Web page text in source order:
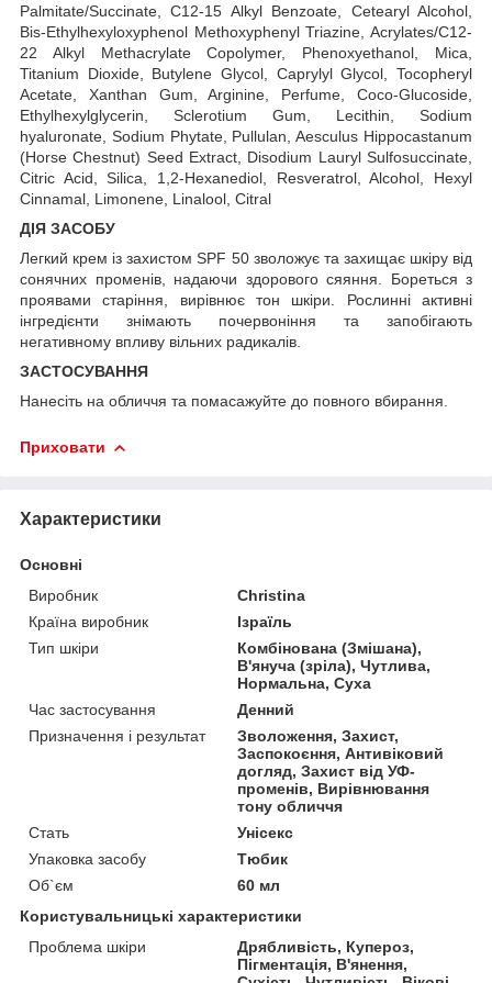
Palmitate/Succinate, C12-15 Alkyl Benzoate, Cetearyl Alcohol,
Bis-Ethylhexyloxyphenol Methoxyphenyl Triazine, Acrylates/C12-
22 Alkyl Methacrylate Copolymer, Phenoxyethanol, Mica,
Titanium Dioxide, Butylene Glycol, Caprylyl Glycol, Tocopheryl
Acetate, Xanthan Gum, Arginine, Perfume, Coco-Glucoside,
Ethylhexylglycerin, Sclerotium Gum, Lecithin, Sodium
hyaluronate, Sodium Phytate, Pullulan, Aesculus Hippocastanum
(Horse Chestnut) Seed Extract, Disodium Lauryl Sulfosuccinate,
Citric Acid, Silica, 1,2-Hexanediol, Resveratrol, Alcohol, Hexyl
Cinnamal, Limonene, Linalool, Citral
ДІЯ ЗАСОБУ
Легкий крем із захистом SPF 50 зволожує та захищає шкіру від
сонячних променів, надаючи здорового сяяння. Бореться з
проявами старіння, вирівнює тон шкіри. Рослинні активні
інгредієнти знімають почервоніння та запобігають
негативному впливу вільних радикалів.
ЗАСТОСУВАННЯ
Нанесіть на обличчя та помасажуйте до повного вбирання.
Приховати
Характеристики
Основні
Виробник
Christina
Країна виробник
Ізраїль
Тип шкіри
Комбінована (Змішана),
В'януча (зріла), Чутлива,
Нормальна, Суха
Час застосування
Денний
Призначення і результат
Зволоження, Захист,
Заспокоєння, Антивіковий
догляд, Захист від УФ-
променів, Вирівнювання
тону обличчя
Стать
Унісекс
Упаковка засобу
Тюбик
Об`єм
60 мл
Користувальницькі характеристики
Проблема шкіри
Дрябливість, Купероз,
Пігментація, В'янення,